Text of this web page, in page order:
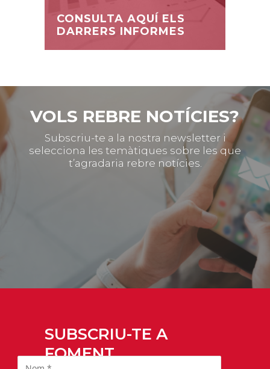
CONSULTA AQUÍ ELS
DARRERS INFORMES
VOLS REBRE NOTÍCIES?
Subscriu-te a la nostra newsletter i
selecciona les temàtiques sobre les que
t’agradaria rebre notícies.
SUBSCRIU-TE A
FOMENT